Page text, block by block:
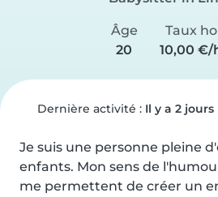
Âge
20
Taux
10,00 €/
Dernière activité : Il y a 2 jours
Je suis une personne pleine
enfants. Mon sens de
me permettent de créer un